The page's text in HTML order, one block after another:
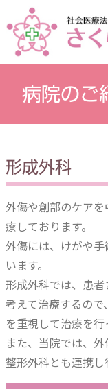
病院のご
形成外科
外傷や創部のケア
療しております。
外傷には、けがや
います。
形成外科では、患
考えて治療するの
を重視して治療を行
また、当院では、
整形外科とも連携し